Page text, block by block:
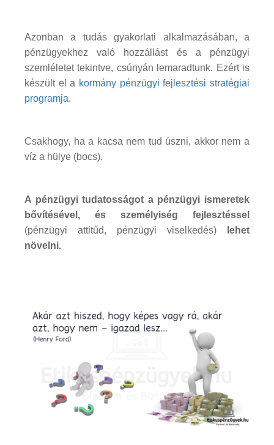
Azonban a tudás gyakorlati alkalmazásában, a
pénzügyekhez való hozzállást és a pénzügyi
szemléletet tekintve, csúnyán lemaradtunk. Ezért is
készült el a kormány pénzügyi fejlesztési stratégiai
programja.
Csakhogy, ha a kacsa nem tud úszni, akkor nem a
víz a hülye (bocs).
A pénzügyi tudatosságot a pénzügyi ismeretek
bővítésével, és személyiség fejlesztéssel
(pénzügyi attitűd, pénzügyi viselkedés)
lehet
növelni.